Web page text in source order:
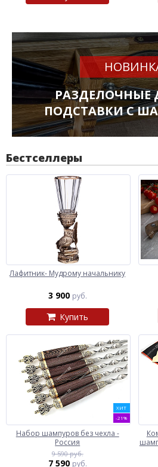
РАЗДЕЛОЧНЫЕ
ПОДСТАВКИ С
Бестселлеры
Лафитник- Мудрому начальнику
3 900 руб.
Купить
ХИТ
-21%
Набор шампуров без чехла -
Россия
9 590 руб.
7 590 руб.